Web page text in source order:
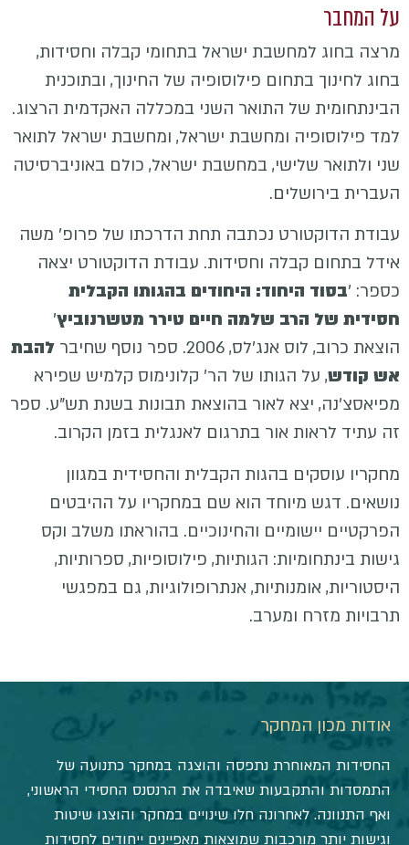
על המחבר
מרצה בחוג למחשבת ישראל בתחומי קבלה וחסידות,
בחוג לחינוך בתחום פילוסופיה של החינוך, ובתוכנית
הבינתחומית של התואר השני במכללה האקדמית הרצוג.
למד פילוסופיה ומחשבת ישראל, ומחשבת ישראל לתואר
שני ולתואר שלישי, במחשבת ישראל, כולם באוניברסיטה
העברית בירושלים.
עבודת הדוקטורט נכתבה תחת הדרכתו של פרופ' משה
אידל בתחום קבלה וחסידות. עבודת הדוקטורט יצאה
כספר: 'בסוד היחוד: היחודים בהגותו הקבלית
חסידית של הרב שלמה חיים טירר מטשרנוביץ'
הוצאת כרוב, לוס אנג'לס, 2006. ספר נוסף שחיבר
להבת
אש קודש, על הגותו של הר' קלונימוס קלמיש שפירא
מפיאסצ'נה, יצא לאור בהוצאת תבונות בשנת תש"ע. ספר
זה עתיד לראות אור בתרגום לאנגלית בזמן הקרוב.
מחקריו עוסקים בהגות הקבלית והחסידית במגוון
נושאים. דגש מיוחד הוא שם במחקריו על ההיבטים
הפרקטיים יישומיים והחינוכיים. בהוראתו משלב וקס
גישות בינתחומיות: הגותיות, פילוסופיות, ספרותיות,
היסטוריות, אומנותיות, אנתרופולוגיות, גם במפגשי
תרבויות מזרח ומערב.
אודות מכון המחקר
החסידות המאוחרת נתפסה והוצגה במחקר כתנועה של
התמסדות והתקבעות שאיבדה את הרנסנס החסידי הראשוני,
ואף התנוונה. לאחרונה חלו שינויים במחקר והוצגו שיטות
וגישות יותר מורכבות שמוצאות מאפיינים ייחודים לחסידות